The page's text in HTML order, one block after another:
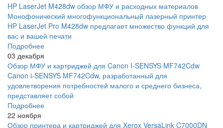
HP LaserJet M428dw обзор МФУ и расходных материалов
Монофонический многофункциональный лазерный принтер
HP LaserJet Pro M428dw предлагает множество функций для
вас и вашей печати
Подробнее
03 декабря
Обзор МФУ и картриджей для Canon I-SENSYS MF742Cdw
Canon i-SENSYS MF742Cdw, разработанный для
удовлетворения потребностей малого и среднего бизнеса,
представляет собой
Подробнее
22 ноября
Обзор принтера и картриджей для Xerox VersaLink C7000DN